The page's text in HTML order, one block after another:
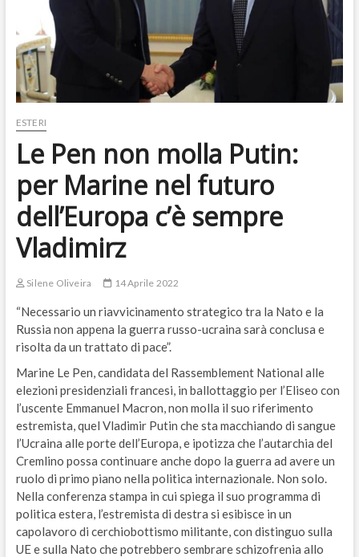
ESTERI
Le Pen non molla Putin:
per Marine nel futuro
dell’Europa c’è sempre
Vladimirz
Silene Oliveira 14 Aprile 2022
“Necessario un riavvicinamento strategico tra la Nato e la
Russia non appena la guerra russo-ucraina sarà conclusa e
risolta da un trattato di pace”.
Marine Le Pen, candidata del Rassemblement National alle
elezioni presidenziali francesi, in ballottaggio per l’Eliseo con
l’uscente Emmanuel Macron, non molla il suo riferimento
estremista, quel Vladimir Putin che sta macchiando di sangue
l’Ucraina alle porte dell’Europa, e ipotizza che l’autarchia del
Cremlino possa continuare anche dopo la guerra ad avere un
ruolo di primo piano nella politica internazionale. Non solo.
Nella conferenza stampa in cui spiega il suo programma di
politica estera, l’estremista di destra si esibisce in un
capolavoro di cerchiobottismo militante, con distinguo sulla
UE e sulla Nato che potrebbero sembrare schizofrenia allo